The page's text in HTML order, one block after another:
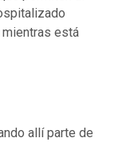
está
allí parte de